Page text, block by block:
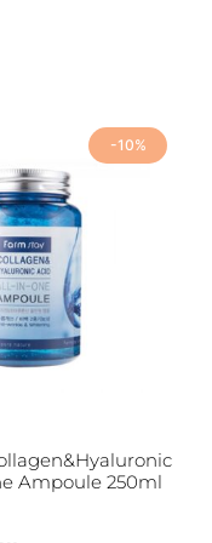
-10%
Ampoule 250ml